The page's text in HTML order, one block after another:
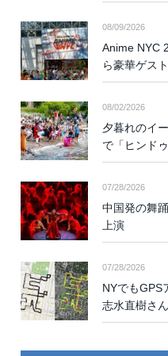
08/09/2026
Anime NYC
ら豪華ゲス
08/02/2026
夕暮れのイ
で「ヒンド
07/28/2026
中国発の舞
上演
07/28/2026
NYでも
志水直樹さ